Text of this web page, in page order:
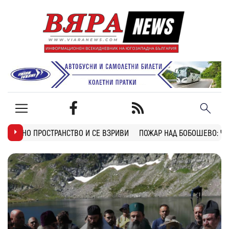
И СЕ ВЗРИВИ ПОЖАР НАД БОБОШЕВО: ЧЕТИРИ ЕКИПА ГАСЯТ